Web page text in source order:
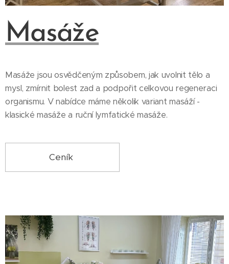
Masáže
Masáže jsou osvědčeným způsobem, jak uvolnit tělo a
mysl, zmírnit bolest zad a podpořit celkovou regeneraci
organismu. V nabídce máme několik variant masáží -
klasické masáže a ruční lymfatické masáže.
Ceník